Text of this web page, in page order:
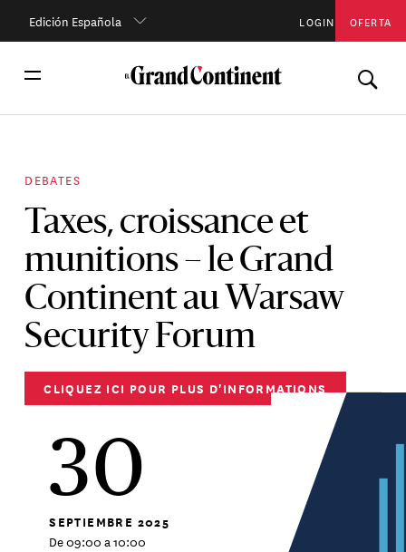
Edición Española LOGIN OFERTA
DEBATES
Taxes, croissance et
munitions – le Grand
Continent au Warsaw
Security Forum
CLIQUEZ ICI POUR PLUS D'INFORMATIONS
30
SEPTIEMBRE 2025
De 09:00 a 10:00